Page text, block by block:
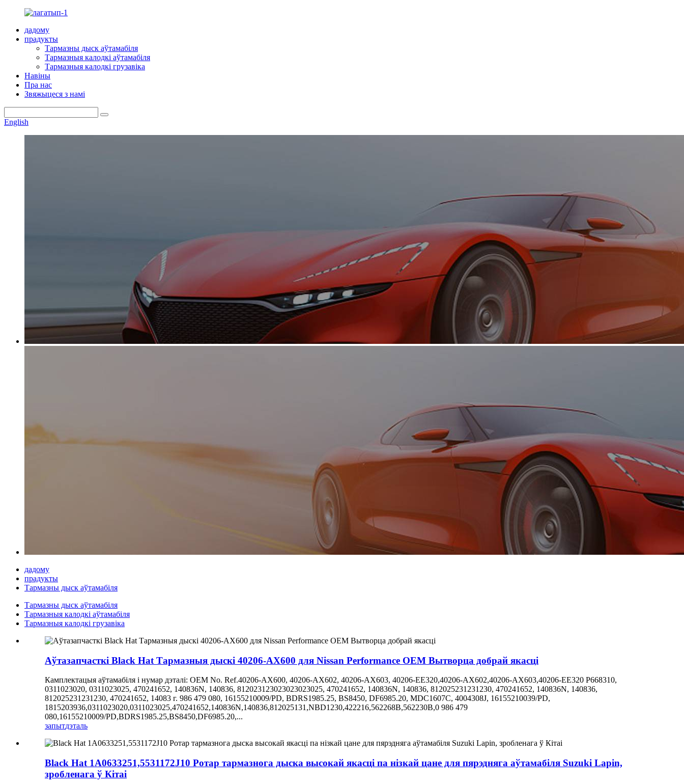
дадому
прадукты
Тармазны дыск аўтамабіля
Тармазныя калодкі аўтамабіля
Тармазныя калодкі грузавіка
Навіны
Пра нас
Звяжыцеся з намі
English
дадому
прадукты
Тармазны дыск аўтамабіля
Тармазны дыск аўтамабіля
Тармазныя калодкі аўтамабіля
Тармазныя калодкі грузавіка
Аўтазапчасткі Black Hat Тармазныя дыскі 40206-AX600 для Nissan Performance OEM Вытворца добрай якасці
Камплектацыя аўтамабіля і нумар дэталі: OEM No. Ref.40206-AX600, 40206-AX602, 40206-AX603, 40206-EE320,40206-AX602,40206-AX603,40206-EE320 P668310,
0311023020, 0311023025, 470241652, 140836N, 140836, 812023123023023023025, 470241652, 140836N, 140836, 812025231231230, 470241652, 140836N, 140836,
812025231231230, 470241652, 14083 г. 986 479 080, 16155210009/PD, BDRS1985.25, BS8450, DF6985.20, MDC1607C, 4004308J, 16155210039/PD,
1815203936,0311023020,0311023025,470241652,140836N,140836,812025131,NBD1230,422216,562268B,562230B,0 986 479
080,16155210009/PD,BDRS1985.25,BS8450,DF6985.20,...
запытдэталь
Black Hat 1A0633251,5531172J10 Ротар тармазнога дыска высокай якасці па нізкай цане для пярэдняга аўтамабіля Suzuki Lapin,
зробленага ў Кітаі